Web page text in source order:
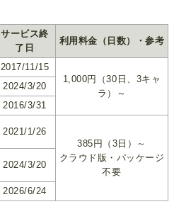
サービス終
了日
利用料金（日数）・参考
2017/11/15
1,000円（30日、3キャ
ラ）～
2024/3/20
2016/3/31
2021/1/26
385円（3日）～
クラウド版・パッケージ
不要
2024/3/20
2026/6/24